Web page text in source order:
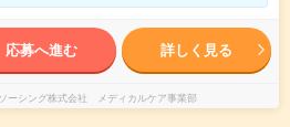
応募へ進む 詳しく見る
ーシング株式会社 メディカルケア事業部